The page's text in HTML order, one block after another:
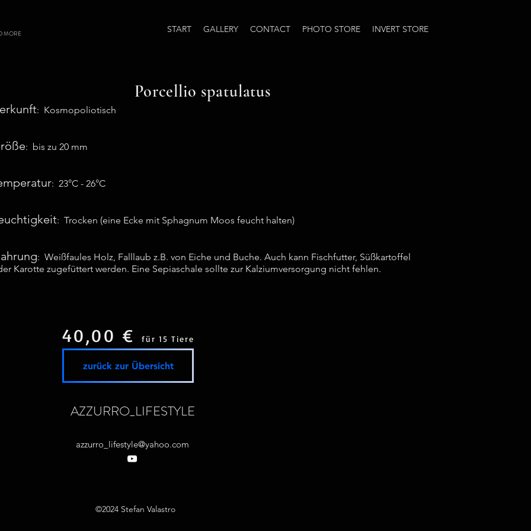
MORE START GALLERY CONTACT PHOTO STORE INVERT STORE
Porcellio spatulatus
: Kosmopoliotisch
: bis zu 20 mm
: 23°C - 26°C
: Trocken (eine Ecke mit Sphagnum Moos feucht halten)
: Weißfaules Holz, Falllaub z.B. von Eiche und Buche. Auch kann Fischfutter, Süßkartoffel
Karotte zugefüttert werden. Eine Sepiaschale sollte zur Kalziumversorgung nicht fehlen.
40,00 €für 15 Tiere
zurück zur Übersicht
AZZURRO_LIFESTYLE
azzurro_lifestyle@yahoo.com
©2024 Stefan Valastro